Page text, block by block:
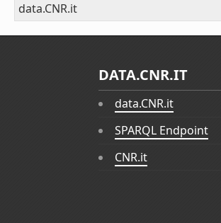
data.CNR.it
DATA.CNR.IT
data.CNR.it
SPARQL Endpoint
CNR.it